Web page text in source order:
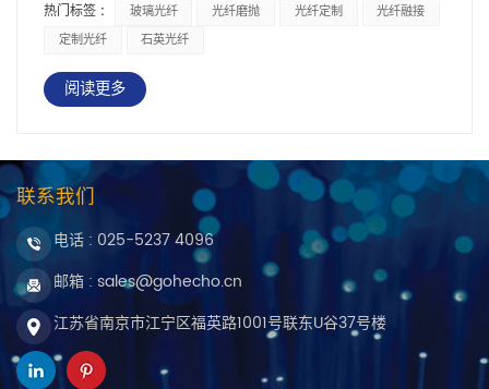
具进行抛光，以消除细微的划痕和不平整。 对于连接器，则
采用特殊的研磨和抛光工艺，确保其与光纤端头的精确对
接，整个过程中，精密的控制系统和在线检测技术确保每一
步操作都准确无误。
热门标签 : 玻璃光纤 光纤磨抛 光纤定制
光纤融接
定制光纤
石英光纤
阅读更多
联系我们
电话 : 025-5237 4096
邮箱 : sales@gohecho.cn
江苏省南京市江宁区福英路1001号联东U谷37号楼